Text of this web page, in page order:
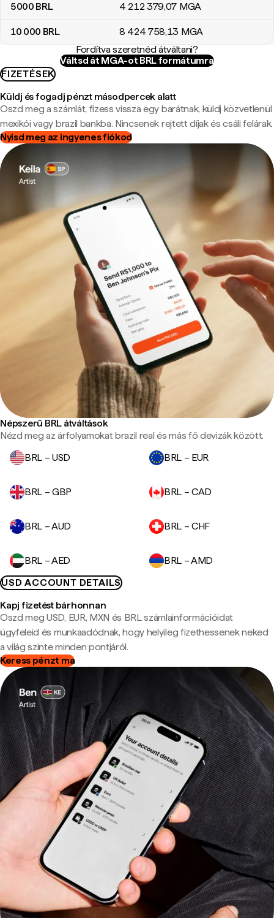
5000 BRL 4 212 379,07 MGA
10 000 BRL 8 424 758,13 MGA
Fordítva szeretnéd átváltani?
Váltsd át MGA-ot BRL formátumra
FIZETÉSEK
Küldj és fogadj pénzt másodpercek alatt
Oszd meg a számlát, fizess vissza egy barátnak, küldj közvetlenül
mexikói vagy brazil bankba. Nincsenek rejtett díjak és csáli felárak.
Nyisd meg az ingyenes fiókod
Népszerű BRL átváltások
Nézd meg az árfolyamokat brazil real és más fő devizák között.
BRL – USD
BRL – EUR
BRL – GBP BRL – CAD
BRL – AUD BRL – CHF
BRL – AED
BRL – AMD
USD ACCOUNT DETAILS
Kapj fizetést bárhonnan
Oszd meg USD, EUR, MXN és BRL számlainformációidat
ügyfeleid és munkaadódnak, hogy helyileg fizethessenek neked
a világ szinte minden pontjáról.
Keress pénzt ma